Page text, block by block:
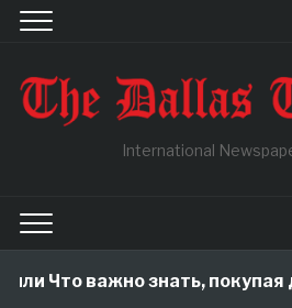
International
важно знать, покупая дом